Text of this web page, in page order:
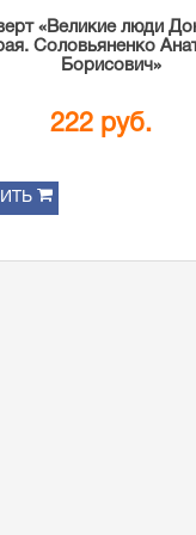
«Великие люди
Соловьяненко
Борисович»
222 руб.